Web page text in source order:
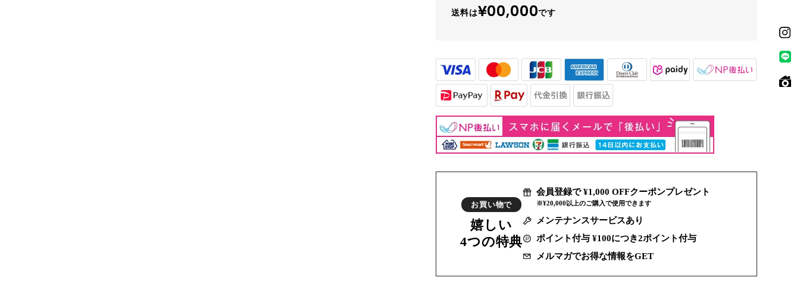
送料は¥00,000です
お買い物で
嬉しい
4つの特典
会員登録で ¥1,000 OFFクーポンプレゼント
※¥20,000以上のご購入で使用できます
メンテナンスサービスあり
ポイント付与 ¥100につき2ポイント付与
メルマガでお得な情報をGET